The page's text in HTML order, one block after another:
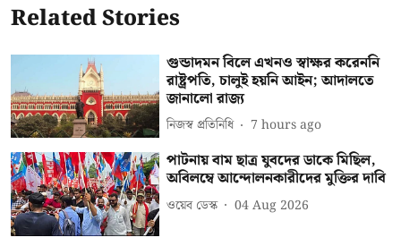
Related Stories
গুন্ডাদমন বিলে এখনও স্বাক্ষর করেননি
রাষ্ট্রপতি, চালুই হয়নি আইন; আদালতে
জানালো রাজ্য
নিজস্ব প্রতিনিধি 7 hours ago
পাটনায় বাম ছাত্র যুবদের ডাকে মিছিল,
অবিলম্বে আন্দোলনকারীদের মুক্তির দাবি
ওয়েব ডেস্ক 04 Aug 2026